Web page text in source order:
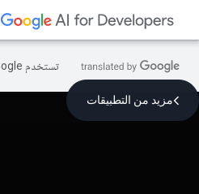
تستخدم Google تكنولوجيا الذكاء الاصطناعي لترجمة المحتوى إلى لغتك المفضّلة، وقد تتضمّن بعض الأخطاء.
مزيد من التطبيقات